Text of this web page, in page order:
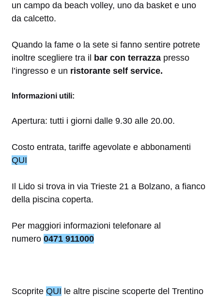
un campo da beach volley, uno da basket e uno
da calcetto.
Quando la fame o la sete si fanno sentire potrete
inoltre scegliere tra il
bar con terrazza presso
l’ingresso e un ristorante self service.
Informazioni utili:
Apertura: tutti i giorni dalle 9.30 alle 20.00.
Costo entrata, tariffe agevolate e abbonamenti
QUI
Il Lido si trova in via Trieste 21 a Bolzano, a fianco
della piscina coperta.
Per maggiori informazioni telefonare al
numero 0471 911000
Scoprite QUI le altre piscine scoperte del Trentino